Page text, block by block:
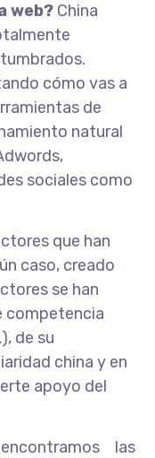
web? China
cómo vas a
de
natural
sociales como
que han
caso, creado
se han
competencia
de su
china y en
apoyo del
las